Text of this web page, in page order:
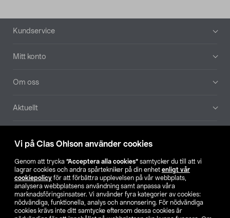
Vi på Clas Ohlson använder cookies
Genom att trycka ”Acceptera alla cookies” samtycker du till att vi
lagrar cookies och andra spårtekniker på din enhet enligt vår
cookiepolicy för att förbättra upplevelsen på vår webbplats,
analysera webbplatsens användning samt anpassa våra
marknadsföringsinsatser. Vi använder fyra kategorier av cookies:
nödvändiga, funktionella, analys och annonsering. För nödvändiga
cookies krävs inte ditt samtycke eftersom dessa cookies är
Sidfot
Kundservice
Mitt konto
Om oss
Aktuellt
Hitta butik
SE NO FI